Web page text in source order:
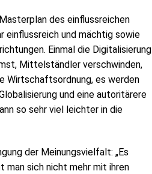
des einflussreichen
einflussreich und mächtig sowie
Einmal die Digitalisierung
Mittelständler verschwinden,
Wirtschaftsordnung, es werden
und eine autoritärere
so sehr viel leichter in die
der Meinungsvielfalt: „Es
man sich nicht mehr mit ihren